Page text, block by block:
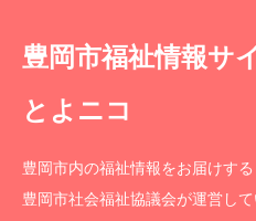
豊岡市福祉情報サ
とよニコ
豊岡市内の福祉情報をお届けする
豊岡市社会福祉協議会が運営して